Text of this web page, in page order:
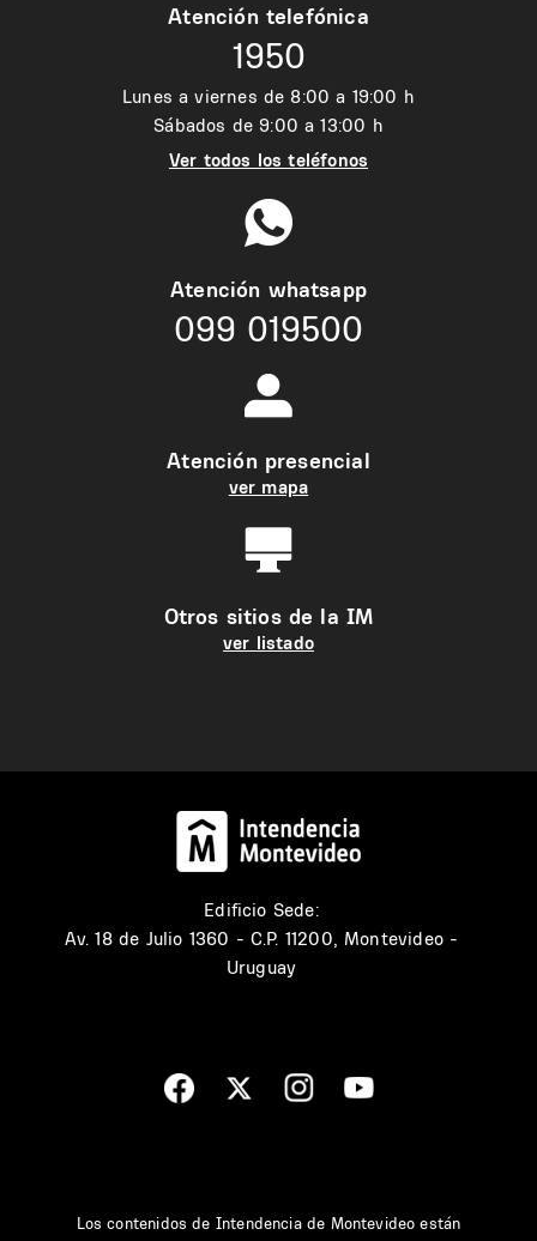
Atención telefónica
1950
Lunes a viernes de 8:00 a 19:00 h
Sábados de 9:00 a 13:00 h
Ver todos los teléfonos
Atención whatsapp
099 019500
Atención presencial
ver mapa
Otros sitios de la IM
ver listado
Edificio Sede:
Av. 18 de Julio 1360 - C.P. 11200, Montevideo -
Uruguay
Los contenidos de Intendencia de Montevideo están